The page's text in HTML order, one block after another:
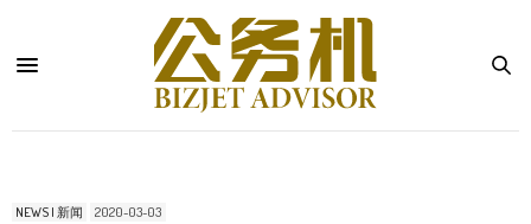
NEWS | 新闻 2020-03-03